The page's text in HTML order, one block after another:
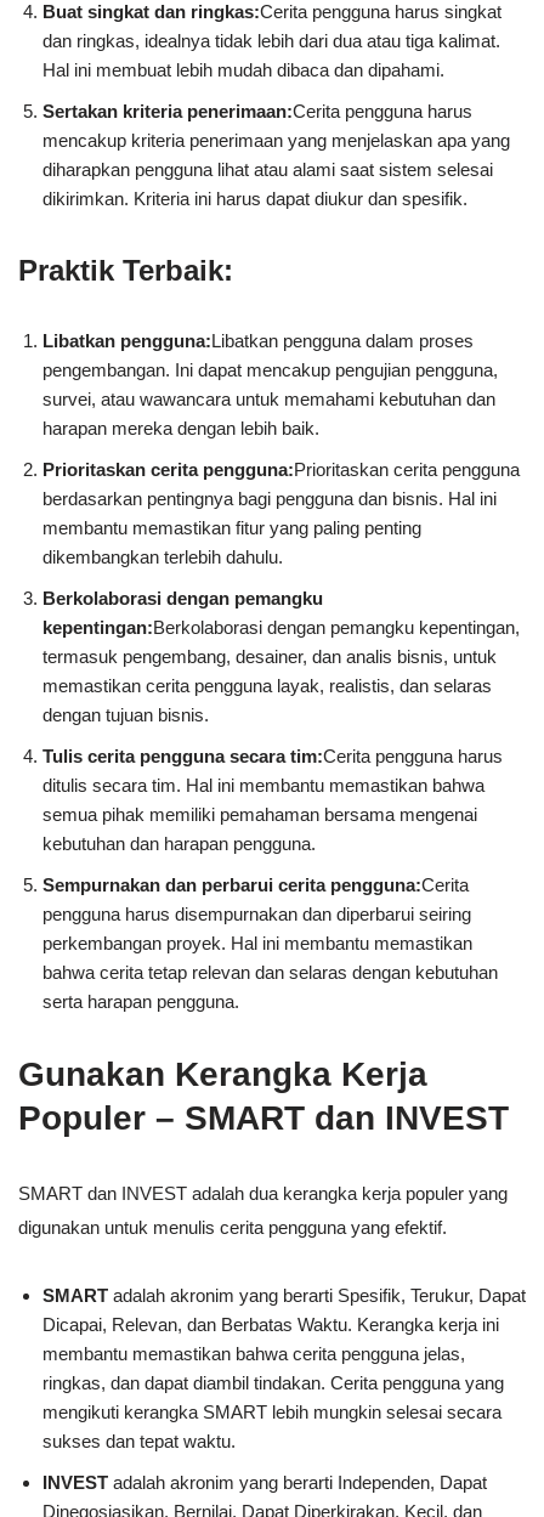
Buat singkat dan ringkas:Cerita pengguna harus singkat
dan ringkas, idealnya tidak lebih dari dua atau tiga kalimat.
Hal ini membuat lebih mudah dibaca dan dipahami.
Sertakan kriteria penerimaan:Cerita pengguna harus
mencakup kriteria penerimaan yang menjelaskan apa yang
diharapkan pengguna lihat atau alami saat sistem selesai
dikirimkan. Kriteria ini harus dapat diukur dan spesifik.
Praktik Terbaik:
Libatkan pengguna:Libatkan pengguna dalam proses
pengembangan. Ini dapat mencakup pengujian pengguna,
survei, atau wawancara untuk memahami kebutuhan dan
harapan mereka dengan lebih baik.
Prioritaskan cerita pengguna:Prioritaskan cerita pengguna
berdasarkan pentingnya bagi pengguna dan bisnis. Hal ini
membantu memastikan fitur yang paling penting
dikembangkan terlebih dahulu.
Berkolaborasi dengan pemangku
kepentingan:Berkolaborasi dengan pemangku kepentingan,
termasuk pengembang, desainer, dan analis bisnis, untuk
memastikan cerita pengguna layak, realistis, dan selaras
dengan tujuan bisnis.
Tulis cerita pengguna secara tim:Cerita pengguna harus
ditulis secara tim. Hal ini membantu memastikan bahwa
semua pihak memiliki pemahaman bersama mengenai
kebutuhan dan harapan pengguna.
Sempurnakan dan perbarui cerita pengguna:Cerita
pengguna harus disempurnakan dan diperbarui seiring
perkembangan proyek. Hal ini membantu memastikan
bahwa cerita tetap relevan dan selaras dengan kebutuhan
serta harapan pengguna.
Gunakan Kerangka Kerja
Populer – SMART dan INVEST
SMART dan INVEST adalah dua kerangka kerja populer yang
digunakan untuk menulis cerita pengguna yang efektif.
SMART adalah akronim yang berarti Spesifik, Terukur, Dapat
Dicapai, Relevan, dan Berbatas Waktu. Kerangka kerja ini
membantu memastikan bahwa cerita pengguna jelas,
ringkas, dan dapat diambil tindakan. Cerita pengguna yang
mengikuti kerangka SMART lebih mungkin selesai secara
sukses dan tepat waktu.
INVEST adalah akronim yang berarti Independen, Dapat
Dinegosiasikan, Bernilai, Dapat Diperkirakan, Kecil, dan